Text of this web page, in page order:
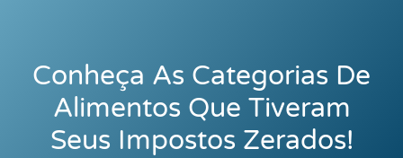
Conheça As Categorias De
Alimentos Que Tiveram
Seus Impostos Zerados!